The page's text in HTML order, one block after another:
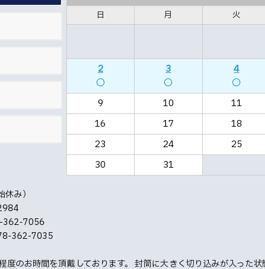
日 月 火
2
〇
3
〇
4
〇
9
10 11
16
17 18
23
24 25
30
31
み）
362-7056
362-7035
度のお時間を頂戴しております。 封筒に大きく切り込みが入った